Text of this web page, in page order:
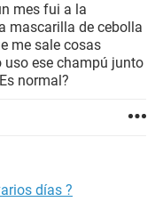
mes fui a la
mascarilla de cebolla
me sale cosas
uso ese champú junto
normal?
días ?